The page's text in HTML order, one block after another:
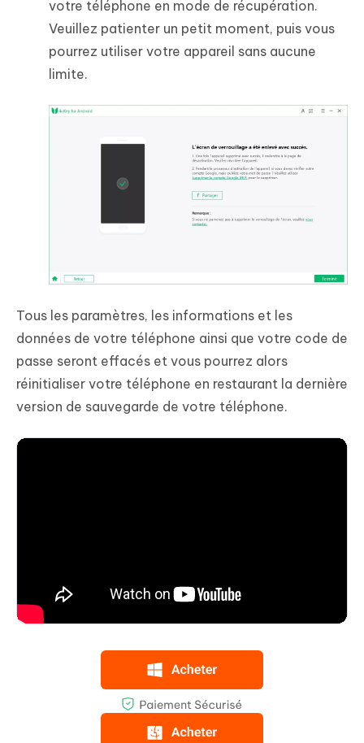
votre téléphone en mode de récupération.
Veuillez patienter un petit moment, puis vous
pourrez utiliser votre appareil sans aucune
limite.
Tous les paramètres, les informations et les
données de votre téléphone ainsi que votre code de
passe seront effacés et vous pourrez alors
réinitialiser votre téléphone en restaurant la dernière
version de sauvegarde de votre téléphone.